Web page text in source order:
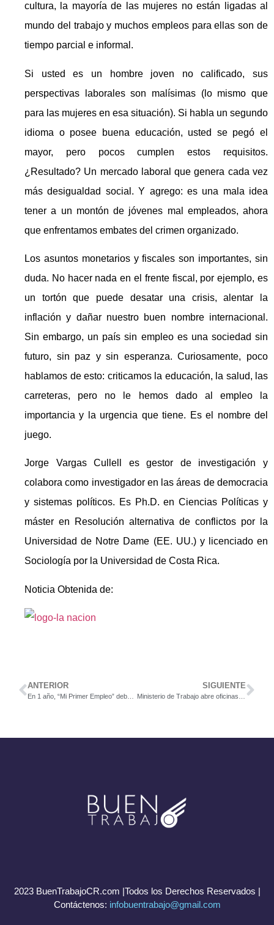
cultura, la mayoría de las mujeres no están ligadas al
mundo del trabajo y muchos empleos para ellas son de
tiempo parcial e informal.
Si usted es un hombre joven no calificado, sus
perspectivas laborales son malísimas (lo mismo que
para las mujeres en esa situación). Si habla un segundo
idioma o posee buena educación, usted se pegó el
mayor, pero pocos cumplen estos requisitos.
¿Resultado? Un mercado laboral que genera cada vez
más desigualdad social. Y agrego: es una mala idea
tener a un montón de jóvenes mal empleados, ahora
que enfrentamos embates del crimen organizado.
Los asuntos monetarios y fiscales son importantes, sin
duda. No hacer nada en el frente fiscal, por ejemplo, es
un tortón que puede desatar una crisis, alentar la
inflación y dañar nuestro buen nombre internacional.
Sin embargo, un país sin empleo es una sociedad sin
futuro, sin paz y sin esperanza. Curiosamente, poco
hablamos de esto: criticamos la educación, la salud, las
carreteras, pero no le hemos dado al empleo la
importancia y la urgencia que tiene. Es el nombre del
juego.
Jorge Vargas Cullell es gestor de investigación y
colabora como investigador en las áreas de democracia
y sistemas políticos. Es Ph.D. en Ciencias Políticas y
máster en Resolución alternativa de conflictos por la
Universidad de Notre Dame (EE. UU.) y licenciado en
Sociología por la Universidad de Costa Rica.
Noticia Obtenida de:
ANTERIOR SIGUIENTE
2023 BuenTrabajoCR.com |Todos los Derechos Reservados |
Contáctenos: infobuentrabajo@gmail.com